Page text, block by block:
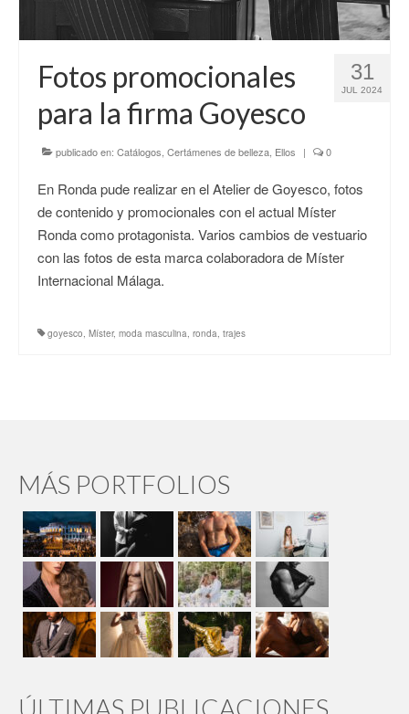
31
JUL 2024
Fotos promocionales
para la firma Goyesco
publicado en: Catálogos Certámenes de belleza Ellos | 0
En Ronda pude realizar en el Atelier de Goyesco, fotos
de contenido y promocionales con el actual Míster
Ronda como protagonista. Varios cambios de vestuario
con las fotos de esta marca colaboradora de Míster
Internacional Málaga.
goyesco Míster, moda masculina ronda trajes
MÁS PORTFOLIOS
ÚLTIMAS PUBLICACIONES